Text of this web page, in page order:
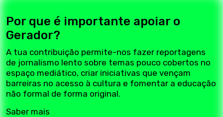
Por que é importante apoiar o
Gerador?
A tua contribuição permite-nos fazer reportagens
de jornalismo lento sobre temas pouco cobertos no
espaço mediático, criar iniciativas que vençam
barreiras no acesso à cultura e fomentar a educação
não formal de forma original.
Saber mais